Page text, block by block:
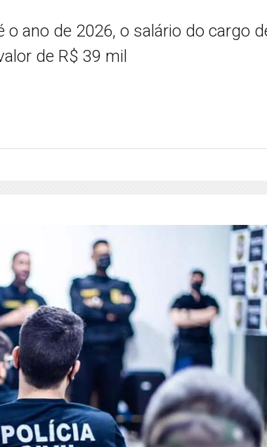
o ano de 2026, o salário do cargo
de R$ 39 mil